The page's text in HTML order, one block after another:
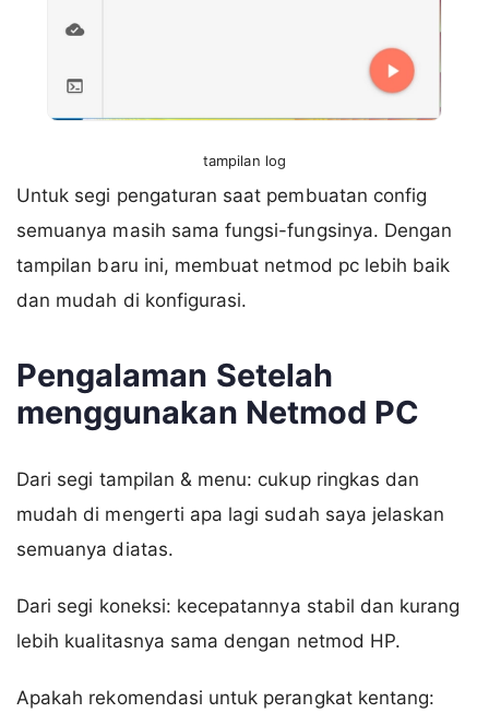
tampilan log
Untuk segi pengaturan saat pembuatan config
semuanya masih sama fungsi-fungsinya. Dengan
tampilan baru ini, membuat netmod pc lebih baik
dan mudah di konfigurasi.
Pengalaman Setelah
menggunakan Netmod PC
Dari segi tampilan & menu: cukup ringkas dan
mudah di mengerti apa lagi sudah saya jelaskan
semuanya diatas.
Dari segi koneksi: kecepatannya stabil dan kurang
lebih kualitasnya sama dengan netmod HP.
Apakah rekomendasi untuk perangkat kentang: